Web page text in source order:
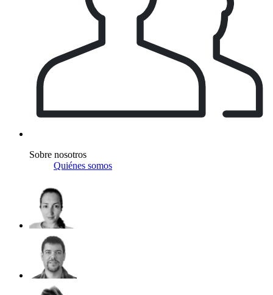
Sobre nosotros
Quiénes somos